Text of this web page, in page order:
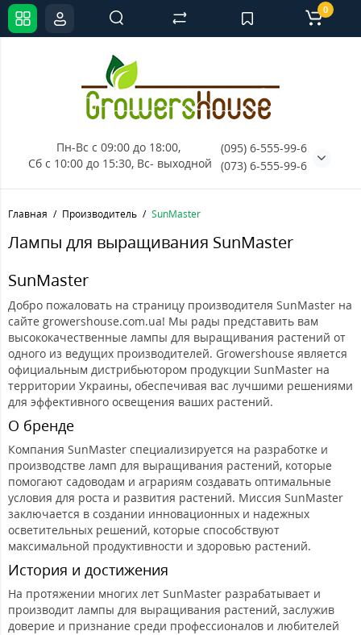
Пн-Вс с 09:00 до 18:00,
Сб с 10:00 до 15:30, Вс- выходной
(095) 6-555-99-6
(073) 6-555-99-6
0
Главная Производитель SunMaster
Лампы для выращивания SunMaster
SunMaster
Добро пожаловать на страницу производителя SunMaster на
сайте growershouse.com.ua! Мы рады представить вам
высококачественные лампы для выращивания растений от
одного из ведущих производителей. Growershouse является
официальным дистрибьютором продукции SunMaster на
территории Украины, обеспечивая вас лучшими решениями
для эффективного освещения ваших растений.
О бренде
Компания SunMaster специализируется на разработке и
производстве ламп для выращивания растений, которые
помогают садоводам и аграриям создавать оптимальные
условия для роста и развития растений. Миссия SunMaster
заключается в создании инновационных и надежных
осветительных решений, которые способствуют
максимальной продуктивности и здоровью растений.
История и достижения
На протяжении многих лет SunMaster разрабатывает и
производит лампы для выращивания растений, заслужив
доверие и признание среди профессионалов и любителей